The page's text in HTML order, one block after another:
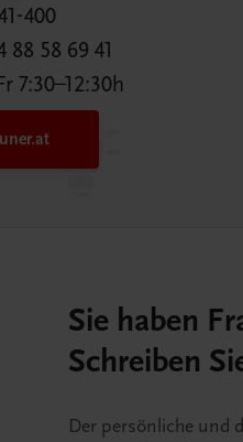
400
88 58 69 41
7:30–12:30h
Sie haben
Schreiben
Der persönliche und